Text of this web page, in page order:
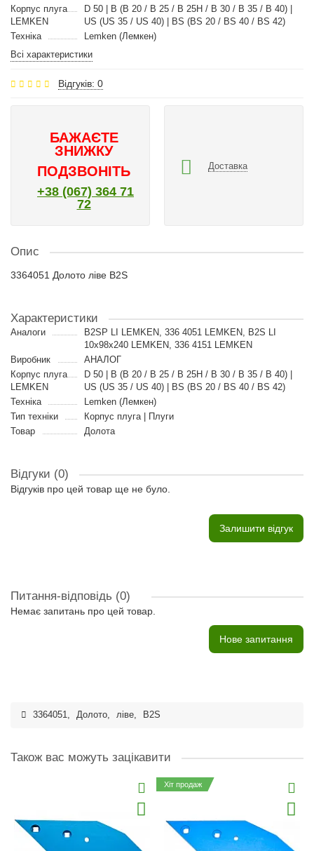
Корпус плуга
LEMKEN
D 50 | B (B 20 / B 25 / B 25H / B 30 / B 35 / B 40) |
US (US 35 / US 40) | BS (BS 20 / BS 40 / BS 42)
Техніка
Lemken (Лемкен)
Всі характеристики
Відгуків: 0
БАЖАЄТЕ
ЗНИЖКУ
ПОДЗВОНІТЬ
+38 (067) 364 71
72
Доставка
Опис
3364051 Долото ліве B2S
Характеристики
Аналоги
B2SP LI LEMKEN, 336 4051 LEMKEN, B2S LI
10x98x240 LEMKEN, 336 4151 LEMKEN
Виробник
АНАЛОГ
Корпус плуга
LEMKEN
D 50 | B (B 20 / B 25 / B 25H / B 30 / B 35 / B 40) |
US (US 35 / US 40) | BS (BS 20 / BS 40 / BS 42)
Техніка
Lemken (Лемкен)
Тип техніки
Корпус плуга | Плуги
Товар
Долота
Відгуки (0)
Відгуків про цей товар ще не було.
Залишити відгук
Питання-відповідь (0)
Немає запитань про цей товар.
Нове запитання
3364051, Долото, ліве, B2S
Також вас можуть зацікавити
Хіт продаж